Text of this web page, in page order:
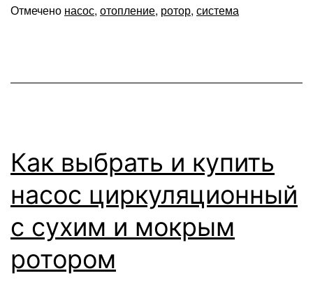
Отмечено насос, отопление, ротор, система
Как выбрать и купить
насос циркуляционный
с сухим и мокрым
ротором